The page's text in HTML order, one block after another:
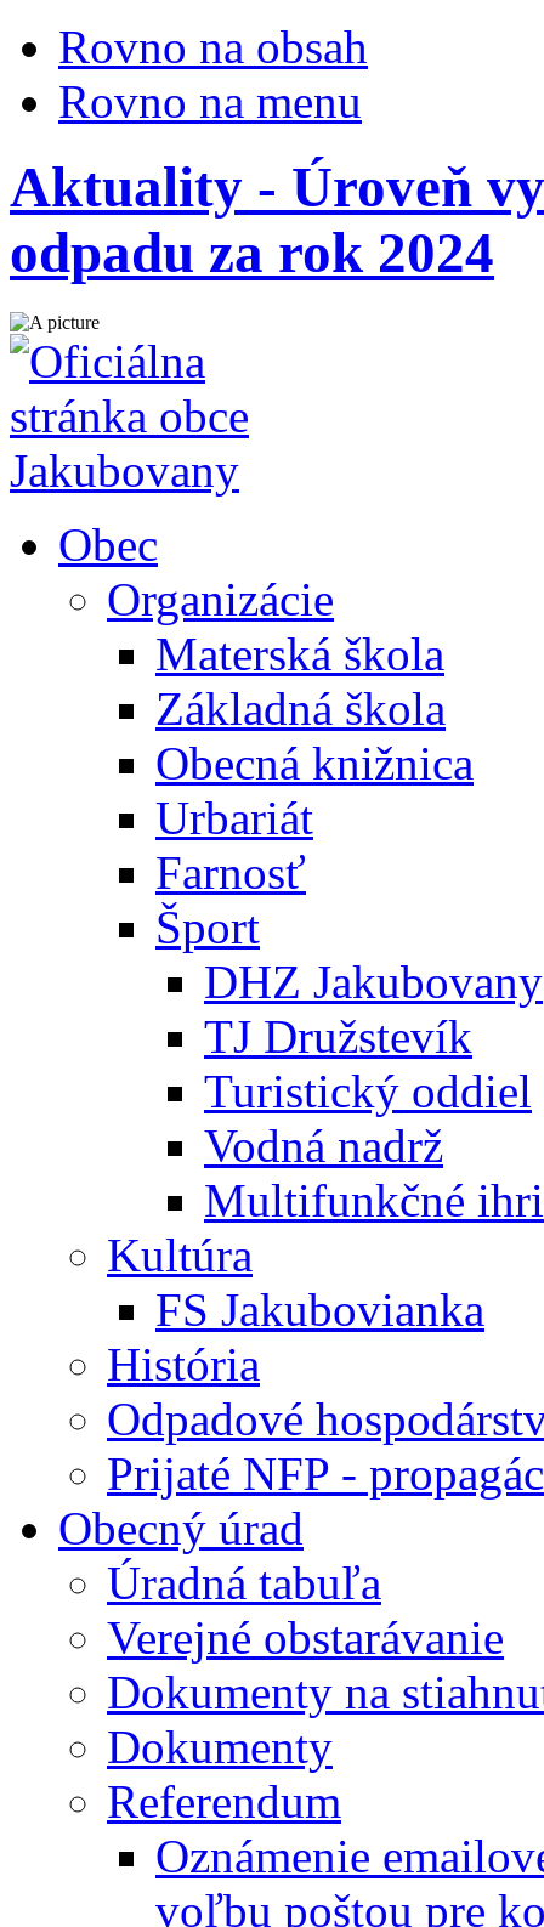
Rovno na obsah
Rovno na menu
Aktuality - Úroveň
odpadu za rok 2024
Obec
Organizácie
Materská škola
Základná škola
Obecná knižnica
Urbariát
Farnosť
Šport
DHZ Jakubovany
TJ Družstevík
Turistický oddiel
Vodná nadrž
Multifunkčné
Kultúra
FS Jakubovianka
História
Odpadové
Prijaté NFP -
Obecný úrad
Úradná tabuľa
Verejné obstarávanie
Dokumenty na
Dokumenty
Referendum
Oznámenie
voľbu poštou pre